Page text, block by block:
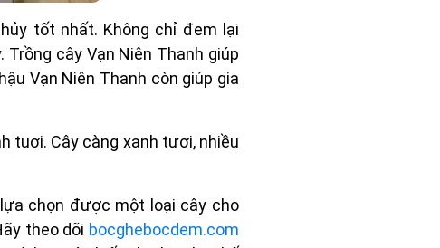
tốt nhất. Không chỉ đem lại
cây Vạn Niên Thanh giúp
Vạn Niên Thanh còn giúp gia
tuơi. Cây càng xanh tươi, nhiều
chọn được một loại cây cho
theo dõi bocghebocdem.com